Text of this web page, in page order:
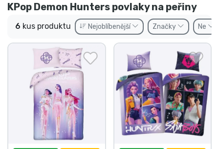
KPop Demon Hunters povlaky na peřiny
6 kus produktu Nejoblíbenější Značky Ne
Předobjednat
Outlet produkty
Doprava a platba
Seriálové věci
Filmové věci
Úžasné věci